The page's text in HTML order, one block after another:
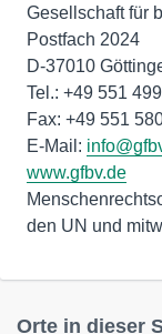
Gesellschaft für
Postfach 2024
D-37010
Tel.: +49 551
Fax: +49 551
E-Mail:
www.gfbv.de
den UN und
Orte in dieser